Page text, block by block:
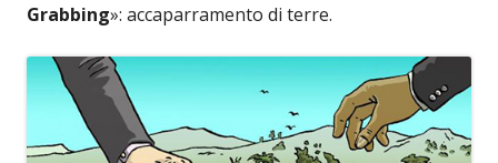
Grabbing»: accaparramento di terre.